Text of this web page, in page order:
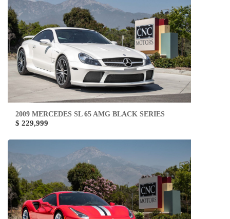
2009 MERCEDES SL 65 AMG BLACK SERIES
$ 229,999